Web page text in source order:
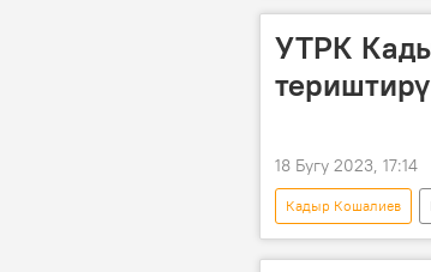
УТРК
18 Бугу 2023, 17:14
Кадыр Кошалиев